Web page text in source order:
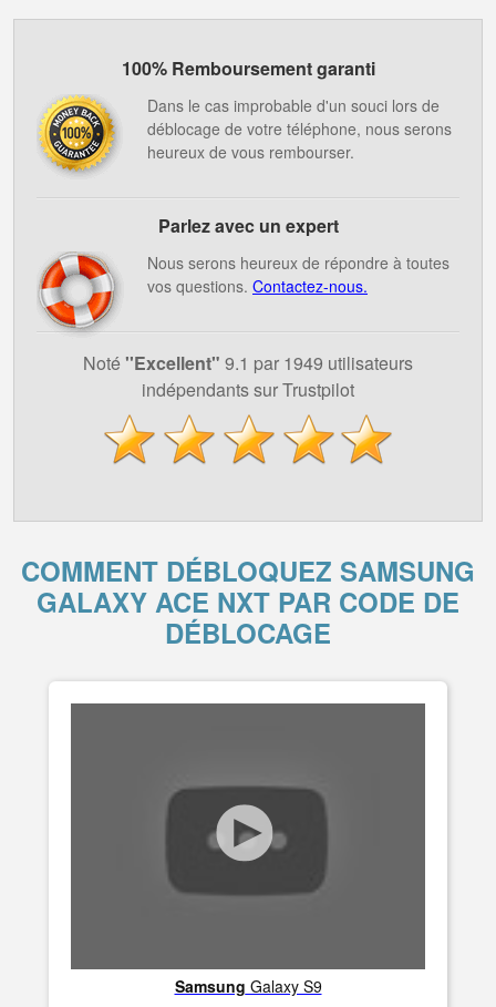
100% Remboursement garanti
Dans le cas improbable d'un souci lors de
déblocage de votre téléphone, nous serons
heureux de vous rembourser.
Parlez avec un expert
Nous serons heureux de répondre à toutes
vos questions. Contactez-nous.
Noté ''Excellent" 9.1 par 1949 utilisateurs
indépendants sur Trustpilot
COMMENT DÉBLOQUEZ SAMSUNG
GALAXY ACE NXT PAR CODE DE
DÉBLOCAGE
Samsung Galaxy S9